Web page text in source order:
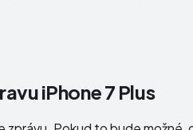
iPhone 7 Plus